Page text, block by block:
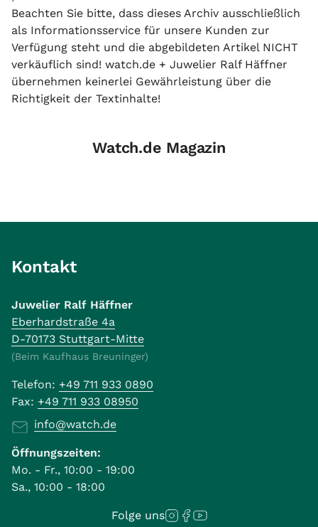
Beachten Sie bitte, dass dieses Archiv ausschließlich
als Informationsservice für unsere Kunden zur
Verfügung steht und die abgebildeten Artikel NICHT
verkäuflich sind! watch.de + Juwelier Ralf Häffner
übernehmen keinerlei Gewährleistung über die
Richtigkeit der Textinhalte!
Watch.de Magazin
Kontakt
Juwelier Ralf Häffner
Eberhardstraße 4a
D-70173 Stuttgart-Mitte
(Beim Kaufhaus Breuninger)
Telefon: +49 711 933 0890
Fax: +49 711 933 08950
info@watch.de
Öffnungszeiten:
Mo. - Fr., 10:00 - 19:00
Sa., 10:00 - 18:00
Folge uns